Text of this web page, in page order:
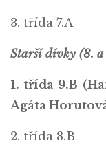
3. třída 7.A
Starší dívky (8.
1. třída 9.B
Agáta
2. třída 8.B